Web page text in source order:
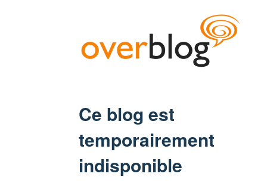
Ce blog est
temporairement
indisponible